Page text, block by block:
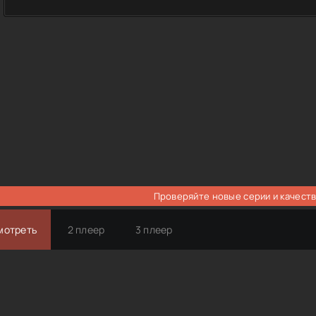
Проверяйте новые серии и
2 плеер 3 плеер